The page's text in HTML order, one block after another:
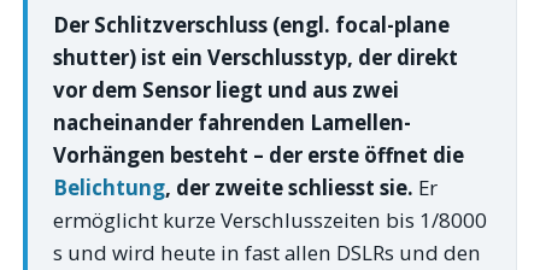
Der Schlitzverschluss (engl. focal-plane
shutter) ist ein Verschlusstyp, der direkt
vor dem Sensor liegt und aus zwei
nacheinander fahrenden Lamellen-
Vorhängen besteht – der erste öffnet die
Belichtung, der zweite schliesst sie. Er
ermöglicht kurze Verschlusszeiten bis 1/8000
s und wird heute in fast allen DSLRs und den